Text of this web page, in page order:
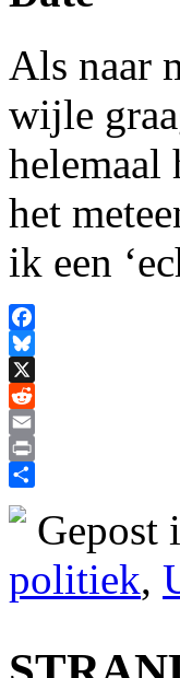
Als naar
wijle
helemaal
het
ik een
Facebook
Bluesky
X
Reddit
Email
Print
Gepost
politiek,